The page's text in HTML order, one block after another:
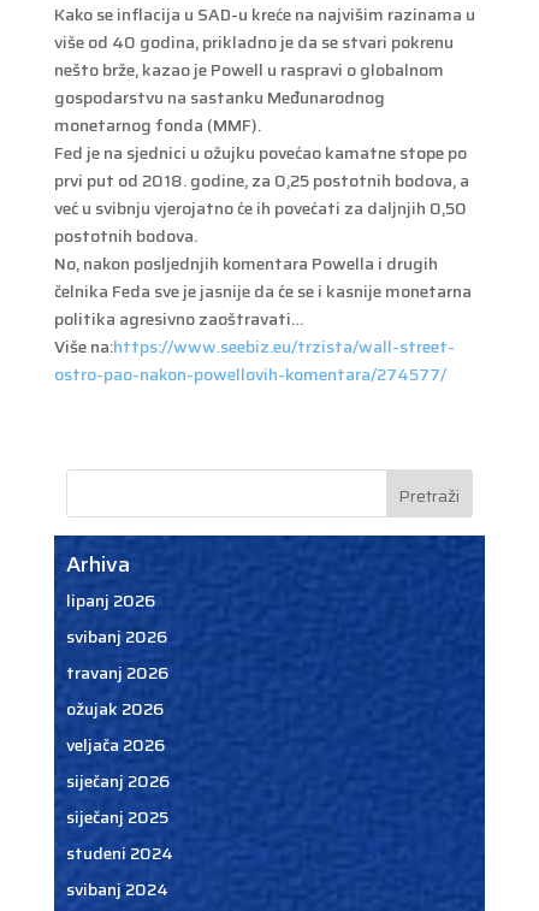
Kako se inflacija u SAD-u kreće na najvišim razinama u
više od 40 godina, prikladno je da se stvari pokrenu
nešto brže, kazao je Powell u raspravi o globalnom
gospodarstvu na sastanku Međunarodnog
monetarnog fonda (MMF).
Fed je na sjednici u ožujku povećao kamatne stope po
prvi put od 2018. godine, za 0,25 postotnih bodova, a
već u svibnju vjerojatno će ih povećati za daljnjih 0,50
postotnih bodova.
No, nakon posljednjih komentara Powella i drugih
čelnika Feda sve je jasnije da će se i kasnije monetarna
politika agresivno zaoštravati…
Više na:https://www.seebiz.eu/trzista/wall-street-
ostro-pao-nakon-powellovih-komentara/274577/
Arhiva
lipanj 2026
svibanj 2026
travanj 2026
ožujak 2026
veljača 2026
siječanj 2026
siječanj 2025
studeni 2024
svibanj 2024